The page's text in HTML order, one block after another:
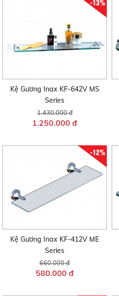
Kệ Gương Inax KF-642V MS
Series
1.430.000 đ
1.250.000 đ
-12%
Kệ Gương Inax KF-412V ME
Series
660.000 đ
580.000 đ